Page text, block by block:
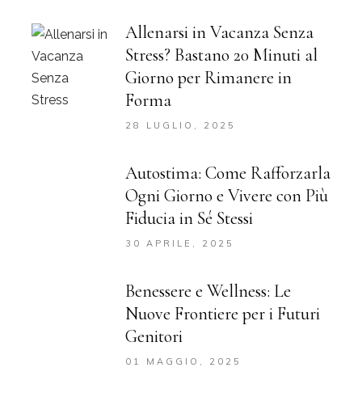
Allenarsi in Vacanza Senza
Stress? Bastano 20 Minuti al
Giorno per Rimanere in
Forma
28 LUGLIO, 2025
Autostima: Come Rafforzarla
Ogni Giorno e Vivere con Più
Fiducia in Sé Stessi
30 APRILE, 2025
Benessere e Wellness: Le
Nuove Frontiere per i Futuri
Genitori
01 MAGGIO, 2025